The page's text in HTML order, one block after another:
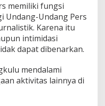
memiliki fungsi
Undang-Undang Pers
Karena itu
intimidasi
dapat dibenarkan.
mendalami
aktivitas lainnya di